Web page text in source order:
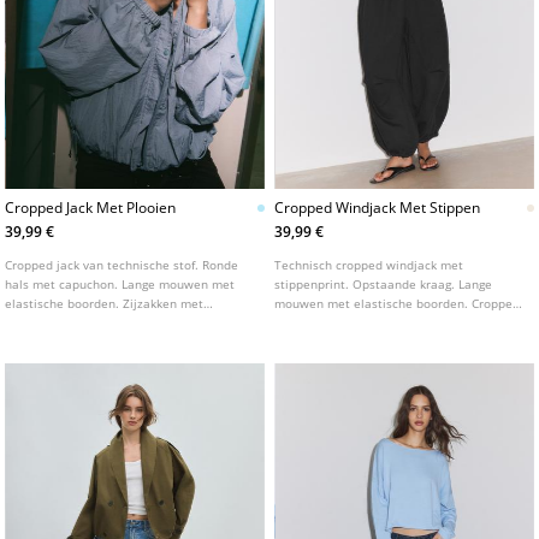
Cropped Jack Met Plooien
39,99 €
Cropped jack van technische stof. Ronde
hals met capuchon. Lange mouwen met
elastische boorden. Zijzakken met
met drukknopen. Met geplooid detail aan
Cropped Windjack Met Stippen
39,99 €
Technisch cropped windjack met
stippenprint. Opstaande kraag. Lange
mouwen met elastische boorden. Cropped